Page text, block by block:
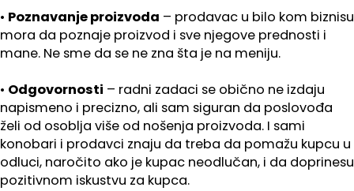
• Poznavanje proizvoda – prodavac u bilo kom biznisu
mora da poznaje proizvod i sve njegove prednosti i
mane. Ne sme da se ne zna šta je na meniju.
• Odgovornosti – radni zadaci se obično ne izdaju
napismeno i precizno, ali sam siguran da poslovođa
želi od osoblja više od nošenja proizvoda. I sami
konobari i prodavci znaju da treba da pomažu kupcu u
odluci, naročito ako je kupac neodlučan, i da doprinesu
pozitivnom iskustvu za kupca.